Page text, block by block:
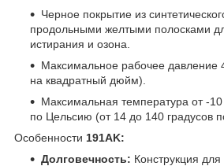
Черное покрытие из
продольными желтыми полосками
истирания и озона.
Максимальное рабочее давление
на квадратный дюйм).
Максимальная температура от -
по Цельсию (от 14 до 140 градусов
Особенности 191AK:
Долговечность: Конструкция